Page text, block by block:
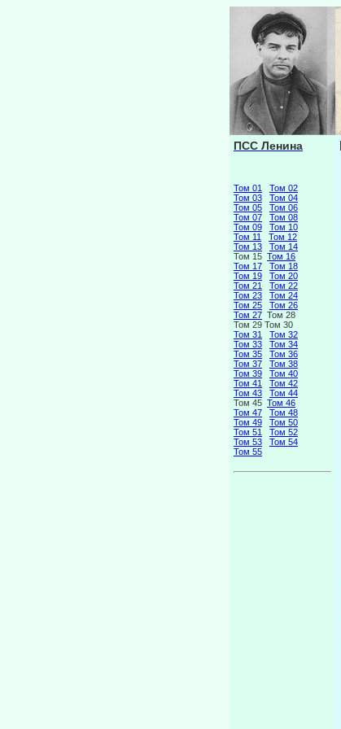
ПСС Ленина
Том 01
Том 02
Том 03
Том 04
Том 05
Том 06
Том 07
Том 08
Том 09
Том 10
Том 11
Том 12
Том 13
Том 14
Том 15 Том 16
Том 17
Том 18
Том 19
Том 20
Том 21
Том 22
Том 23
Том 24
Том 25
Том 26
Том 27 Том 28
Том 29 Том 30
Том 31
Том 32
Том 33
Том 34
Том 35
Том 36
Том 37
Том 38
Том 39
Том 40
Том 41
Том 42
Том 43
Том 44
Том 45 Том 46
Том 47
Том 48
Том 49
Том 50
Том 51
Том 52
Том 53
Том 54
Том 55